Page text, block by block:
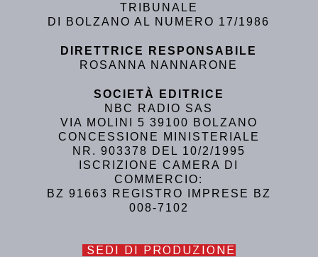
TRIBUNALE
DI BOLZANO AL NUMERO 17/1986
DIRETTRICE RESPONSABILE
ROSANNA NANNARONE
SOCIETÀ EDITRICE
NBC RADIO SAS
VIA MOLINI 5 39100 BOLZANO
CONCESSIONE MINISTERIALE
NR. 903378 DEL 10/2/1995
ISCRIZIONE CAMERA DI
COMMERCIO:
BZ 91663 REGISTRO IMPRESE BZ
008-7102
SEDI DI PRODUZIONE